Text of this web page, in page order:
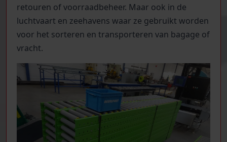
retouren of voorraadbeheer. Maar ook in de
luchtvaart en zeehavens waar ze gebruikt worden
voor het sorteren en transporteren van bagage of
vracht.